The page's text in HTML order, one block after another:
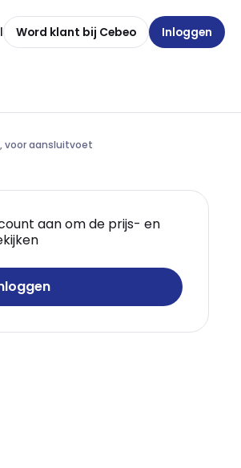
Word klant bij Cebeo Inloggen
voor aansluitvoet
aan om de prijs- en